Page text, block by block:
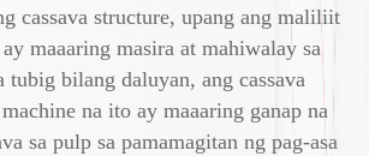
cassava structure, upang ang maliliit
maaaring masira at mahiwalay sa
tubig bilang daluyan, ang cassava
na ito ay maaaring ganap na
sa pulp sa pamamagitan ng pag-asa